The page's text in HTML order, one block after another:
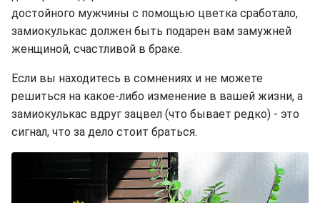
достойного мужчины с помощью цветка сработало,
замиокулькас должен быть подарен вам замужней
женщиной, счастливой в браке.
Если вы находитесь в сомнениях и не можете
решиться на какое-либо изменение в вашей жизни, а
замиокулькас вдруг зацвел (что бывает редко) - это
сигнал, что за дело стоит браться.